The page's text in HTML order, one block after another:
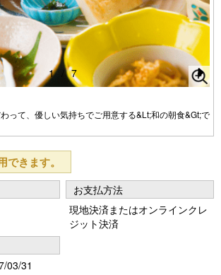
て、優しい気持ちでご用意する&Lt;和の朝食&Gt;で
N
e
xt
1 / 7
できます。
お支払方法
現地決済またはオンラインクレ
ジット決済
03/31